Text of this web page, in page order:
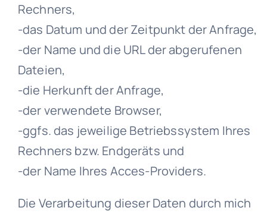
Rechners,
-das Datum und der Zeitpunkt der Anfrage,
-der Name und die URL der abgerufenen
Dateien,
-die Herkunft der Anfrage,
-der verwendete Browser,
-ggfs. das jeweilige Betriebssystem Ihres
Rechners bzw. Endgeräts und
-der Name Ihres Acces-Providers.
Die Verarbeitung dieser Daten durch mich